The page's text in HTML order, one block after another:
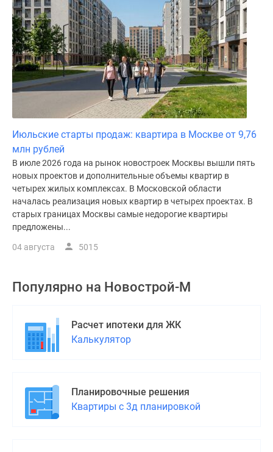
Июльские старты продаж: квартира в Москве от 9,76
млн рублей
В июле 2026 года на рынок новостроек Москвы вышли пять
новых проектов и дополнительные объемы квартир в
четырех жилых комплексах. В Московской области
началась реализация новых квартир в четырех проектах. В
старых границах Москвы самые недорогие квартиры
предложены...
04 августа 5015
Популярно на Новострой-М
Расчет ипотеки для ЖК
Калькулятор
Планировочные решения
Квартиры с 3д планировкой